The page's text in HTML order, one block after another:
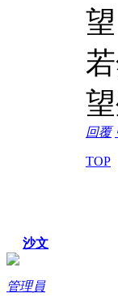
望
回覆
TOP
沙文
管理員